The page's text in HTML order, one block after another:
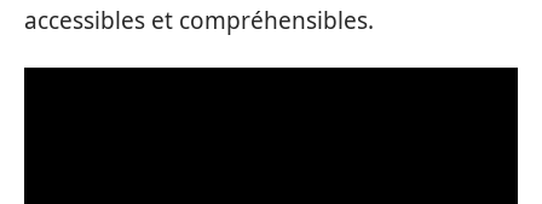
accessibles et compréhensibles.